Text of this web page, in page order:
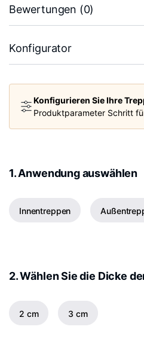
Bewertungen (0)
Konfigurator
Konfigurieren Sie Ihre
Produktparameter Schritt
1. Anwendung auswählen
Innentreppen
2. Wählen Sie die Dicke
2 cm 3 cm